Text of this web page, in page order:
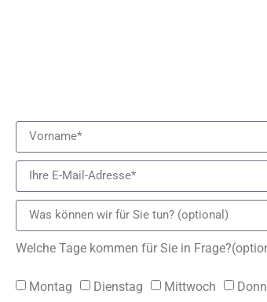
Welche Tage kommen für Sie in
Montag Dienstag Mittwoch